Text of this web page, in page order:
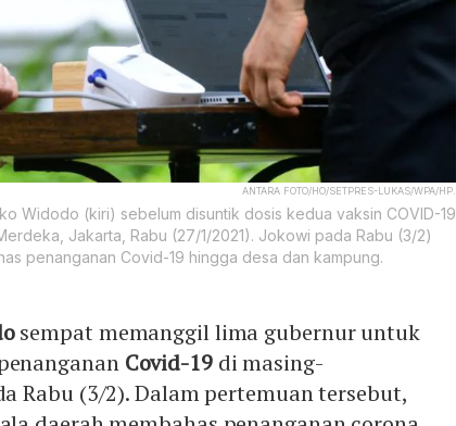
ANTARA FOTO/HO/SETPRES-LUKAS/WPA/HP.
Widodo (kiri) sebelum disuntik dosis kedua vaksin COVID-19
Jakarta, Rabu (27/1/2021). Jokowi pada Rabu (3/2)
penanganan Covid-19 hingga desa dan kampung.
sempat memanggil lima gubernur untuk
Covid-19di masing-
Rabu (3/2). Dalam pertemuan tersebut,